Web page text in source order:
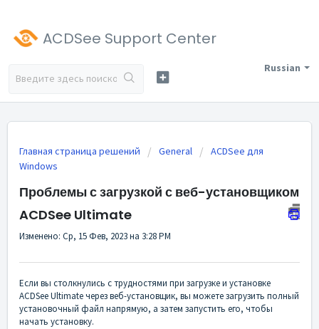
ACDSee Support Center
Russian
Главная страница решений General
ACDSee для
Windows
Проблемы с загрузкой с веб-установщиком
ACDSee Ultimate
Изменено: Ср, 15 Фев, 2023 на 3:28 PM
Если вы столкнулись с трудностями при загрузке и установке
ACDSee Ultimate через веб-установщик, вы можете загрузить полный
установочный файл напрямую, а затем запустить его, чтобы
начать установку.